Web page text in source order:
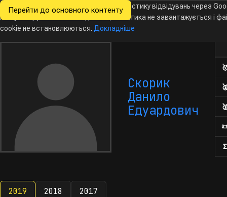
Перейти до основного контенту
Всеукраїнські
з інформатики
НовиниОлімпіадиКалендарБаза даних
Скорик
Данило
Едуардович
Σ
2019 2018 2017
Ми хочемо збирати знеособлену статистику відвідувань через
Analytics. Доки ви не погодитесь, аналітика не завантажується і
cookie не встановлюються. Докладніше